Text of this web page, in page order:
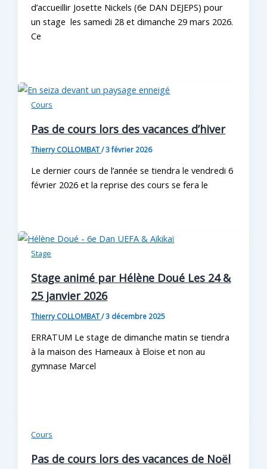
d’accueillir Josette Nickels (6e DAN DEJEPS) pour
un stage les samedi 28 et dimanche 29 mars 2026.
Ce
Cours
Pas de cours lors des vacances d’hiver
Thierry COLLOMBAT/3 février 2026
Le dernier cours de l’année se tiendra le vendredi 6
février 2026 et la reprise des cours se fera le
Stage
Stage animé par Hélène Doué Les 24 &
25 janvier 2026
Thierry COLLOMBAT/3 décembre 2025
ERRATUM Le stage de dimanche matin se tiendra
à la maison des Hameaux à Eloise et non au
gymnase Marcel
Cours
Pas de cours lors des vacances de Noël